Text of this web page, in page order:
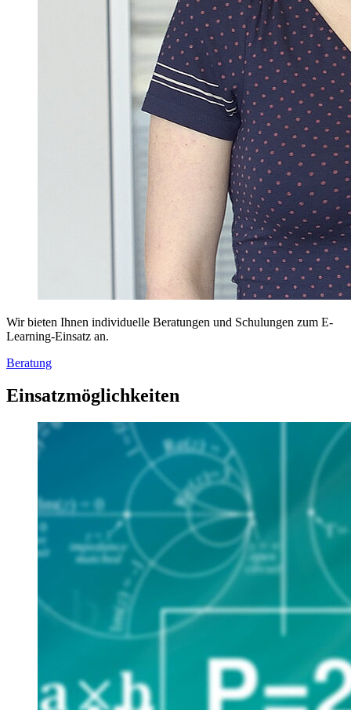
Wir bieten Ihnen individuelle Beratungen und Schulungen zum E-
Learning-Einsatz an.
Beratung
Einsatzmöglichkeiten